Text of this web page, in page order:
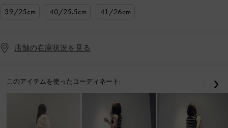
39/25cm 40/25.5cm 41/26cm
店舗の在庫状況を見る
このアイテムを使ったコーディネート: 戻る